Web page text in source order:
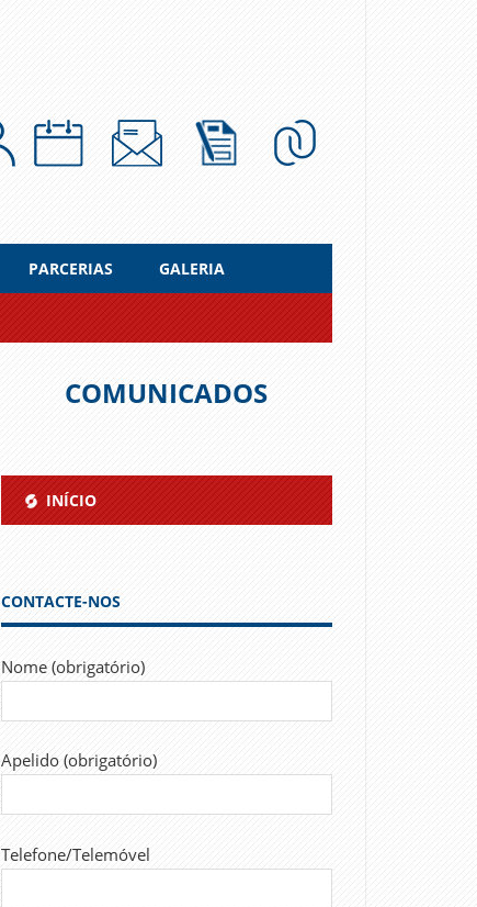
PARCERIAS GALERIA
COMUNICADOS
INÍCIO
CONTACTE-NOS
Nome (obrigatório)
Apelido (obrigatório)
Telefone/Telemóvel